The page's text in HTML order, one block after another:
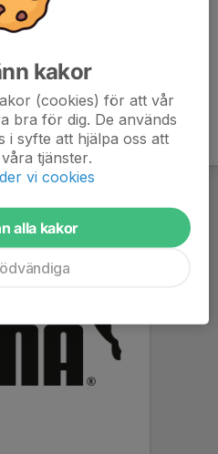
kakor
(cookies) för att vår
bra för dig. De används
i syfte att hjälpa oss att
tjänster.
vi cookies
alla kakor